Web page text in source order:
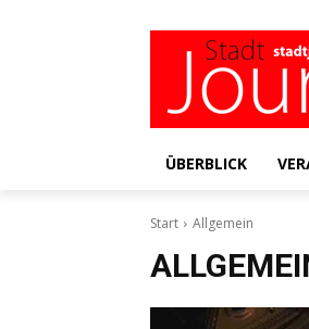
ÜBERBLICK
Start Allgemein